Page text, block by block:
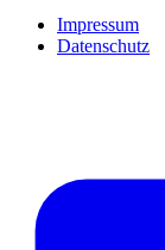
Impressum
Datenschutz